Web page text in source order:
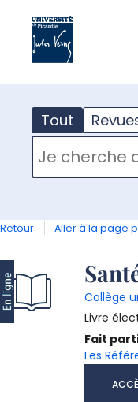
Tout
RECHERCHER DANS
Retour Aller à la page
DétailCollège
Livre
Fait
Les